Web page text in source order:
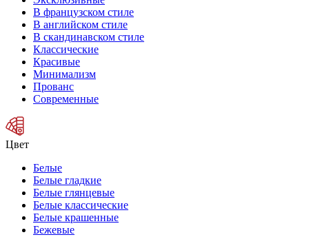
В французском стиле
В английском стиле
В скандинавском стиле
Классические
Красивые
Минимализм
Прованс
Современные
Цвет
Белые
Белые гладкие
Белые глянцевые
Белые классические
Белые крашенные
Бежевые